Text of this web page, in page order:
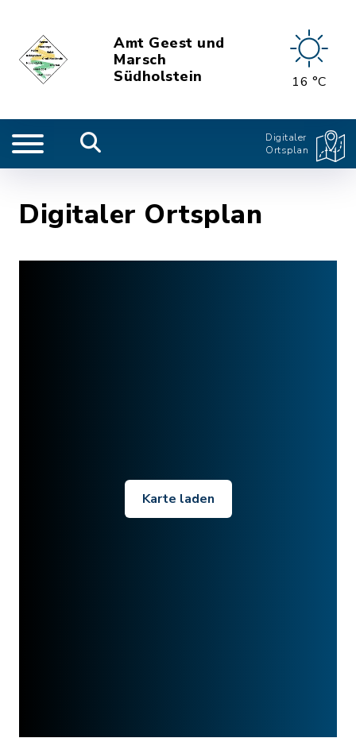
Amt Geest und
Marsch
Südholstein
16 °C
Digitaler
Ortsplan
Digitaler Ortsplan
Karte laden